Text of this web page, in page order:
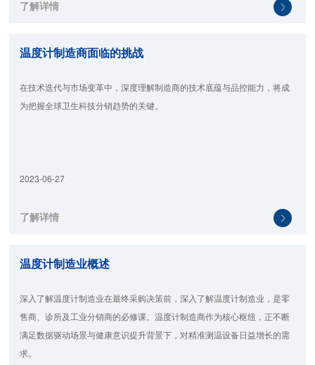
了解详情
温度计制造商面临的挑战
在技术迭代与市场变革中，深度理解制造商的技术底蕴与品控能力，将成
为把握全球卫生科技分销趋势的关键。
2023-06-27
了解详情
温度计制造业概述
深入了解温度计制造业在最终采购决策前，深入了解温度计制造业，是零
售商、诊所及工业分销商的必修课。温度计制造商作为核心枢纽，正不断
满足数据驱动场景与健康意识提升背景下，对精准测温设备日益增长的需
求。